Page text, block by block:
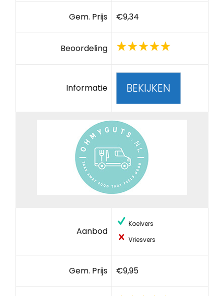
Gem. Prijs €9,34
Beoordeling
Informatie BEKIJKEN
Aanbod
Koelvers
Vriesvers
Gem. Prijs €9,95